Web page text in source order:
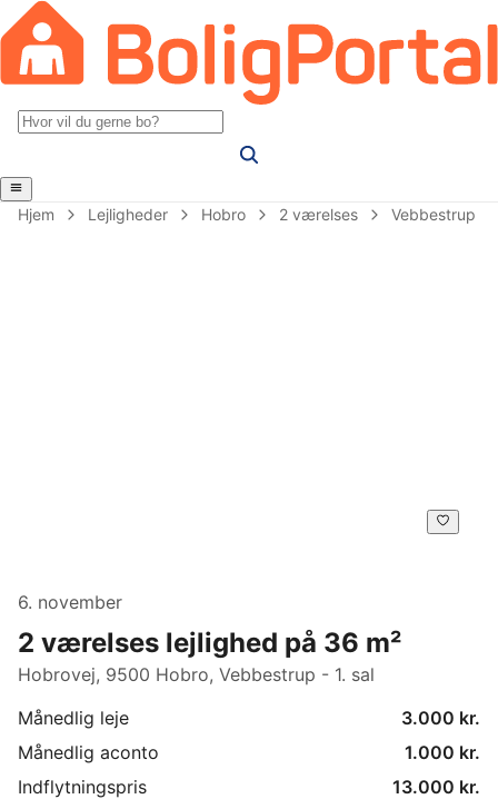
Hjem Lejligheder Hobro 2 værelses Vebbestrup
6. november
2 værelses lejlighed på 36 m²
Hobrovej, 9500 Hobro, Vebbestrup - 1. sal
Månedlig leje
3.000 kr.
Månedlig aconto
1.000 kr.
Indflytningspris
13.000 kr.